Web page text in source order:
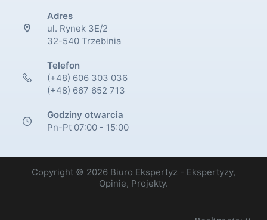
Adres
ul. Rynek 3E/2
32-540 Trzebinia
Telefon
(+48) 606 303 036
(+48) 667 652 713
Godziny otwarcia
Pn-Pt 07:00 - 15:00
Copyright © 2026 Biuro Ekspertyz - Ekspertyzy,
Opinie, Projekty.